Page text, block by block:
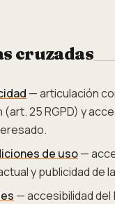
cruzadas
— articulación
25 RGPD) y
de uso—
y publicidad de
— accesibilidad del